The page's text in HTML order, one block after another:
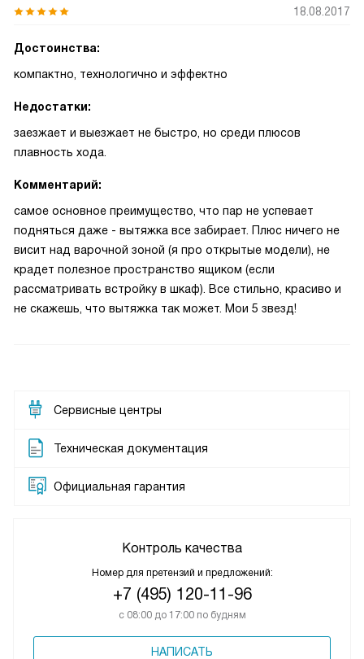
18.08.2017
Достоинства:
компактно, технологично и эффектно
Недостатки:
заезжает и выезжает не быстро, но среди плюсов
плавность хода.
Комментарий:
самое основное преимущество, что пар не успевает
подняться даже - вытяжка все забирает. Плюс ничего не
висит над варочной зоной (я про открытые модели), не
крадет полезное пространство ящиком (если
рассматривать встройку в шкаф). Все стильно, красиво и
не скажешь, что вытяжка так может. Мои 5 звезд!
Сервисные центры
Техническая документация
Официальная гарантия
Контроль качества
Номер для претензий и предложений:
+7 (495) 120-11-96
с 08:00 до 17:00 по будням
НАПИСАТЬ